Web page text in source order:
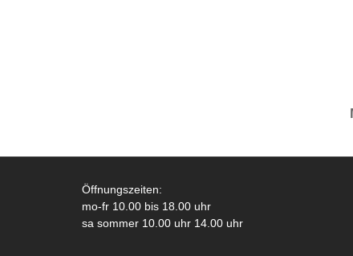
Öffnungszeiten:
mo-fr 10.00 bis 18.00 uhr
sa sommer 10.00 uhr 14.00 uhr